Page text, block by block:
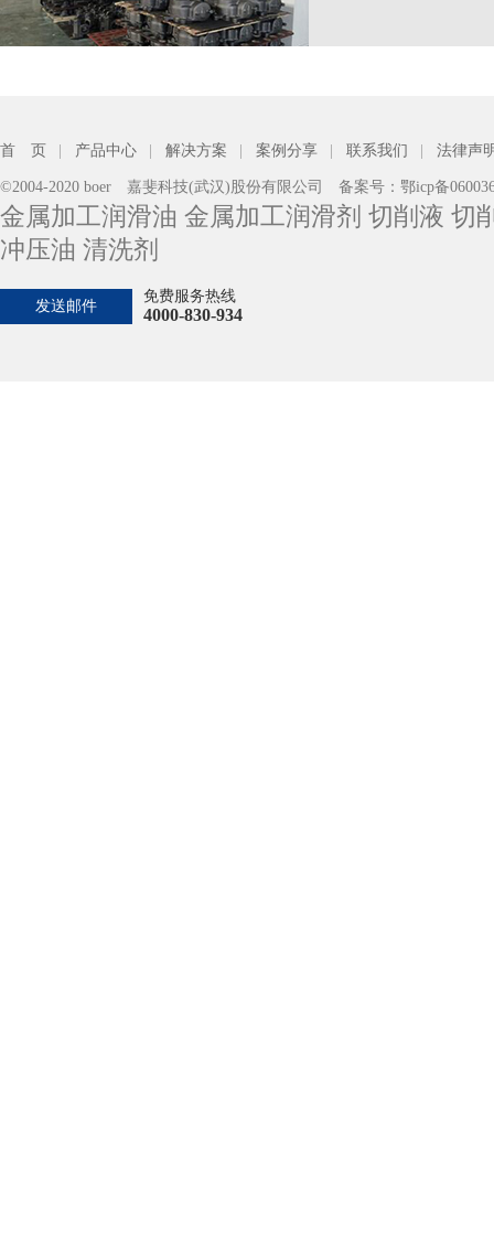
首 页 产品中心 解决方案 案例分享 联系我们 法律声
©2004-2020 boer 嘉斐科技(武汉)股份有限公司 备案号：鄂icp备
金属加工润滑油 金属加工润滑剂 切削液 切
冲压油 清洗剂
发送邮件
免费服务热线
4000-830-934